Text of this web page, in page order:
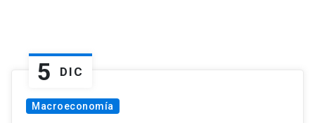
5 DIC
Macroeconomía